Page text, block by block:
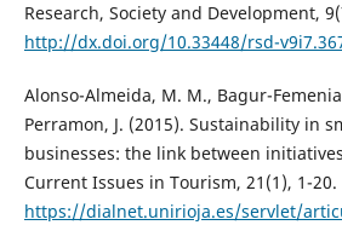
Research, Society and Development,
http://dx.doi.org/10.33448/rsd-
Alonso-Almeida, M. M., Bagur-
Perramon, J. (2015). Sustainability in
businesses: the link between
Current Issues in Tourism, 21(1), 1-20.
https://dialnet.unirioja.es/servlet/